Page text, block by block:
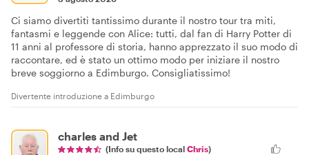
Ci siamo divertiti tantissimo durante il nostro tour tra miti,
fantasmi e leggende con Alice: tutti, dal fan di Harry Potter di
11 anni al professore di storia, hanno apprezzato il suo modo di
raccontare, ed è stato un ottimo modo per iniziare il nostro
breve soggiorno a Edimburgo. Consigliatissimo!
Divertente introduzione a Edimburgo
charles and Jet
(Info su questo local Chris)